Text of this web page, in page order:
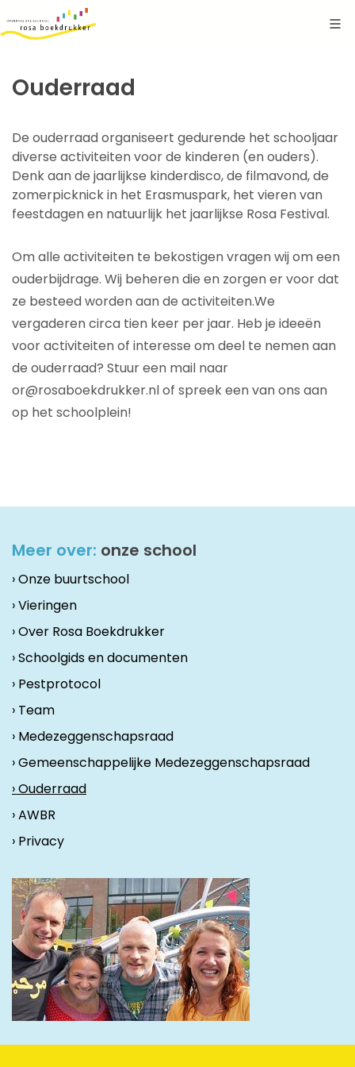
Ouderraad
De ouderraad organiseert gedurende het schooljaar
diverse activiteiten voor de kinderen (en ouders).
Denk aan de jaarlijkse kinderdisco, de filmavond, de
zomerpicknick in het Erasmuspark, het vieren van
feestdagen en natuurlijk het jaarlijkse Rosa Festival.
Om alle activiteiten te bekostigen vragen wij om een
ouderbijdrage. Wij beheren die en zorgen er voor dat
ze besteed worden aan de activiteiten.We
vergaderen circa tien keer per jaar. Heb je ideeën
voor activiteiten of interesse om deel te nemen aan
de ouderraad? Stuur een mail naar
or@rosaboekdrukker.nl of spreek een van ons aan
op het schoolplein!
Meer over: onze school
› Onze buurtschool
› Vieringen
› Over Rosa Boekdrukker
› Schoolgids en documenten
› Pestprotocol
› Team
› Medezeggenschapsraad
› Gemeenschappelijke Medezeggenschapsraad
› Ouderraad
› AWBR
› Privacy